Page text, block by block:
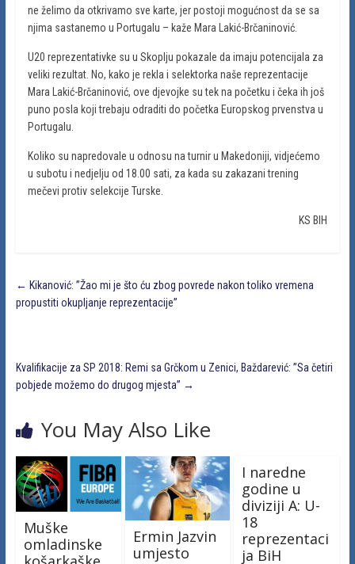
ne želimo da otkrivamo sve karte, jer postoji mogućnost da se sa
njima sastanemo u Portugalu – kaže Mara Lakić-Brčaninović.
U20 reprezentativke su u Skoplju pokazale da imaju potencijala za
veliki rezultat. No, kako je rekla i selektorka naše reprezentacije
Mara Lakić-Brčaninović, ove djevojke su tek na početku i čeka ih još
puno posla koji trebaju odraditi do početka Europskog prvenstva u
Portugalu.
Koliko su napredovale u odnosu na turnir u Makedoniji, vidjećemo
u subotu i nedjelju od 18.00 sati, za kada su zakazani trening
mečevi protiv selekcije Turske.
KS BIH
← Kikanović: ”Žao mi je što ću zbog povrede nakon toliko vremena
propustiti okupljanje reprezentacije”
Kvalifikacije za SP 2018: Remi sa Grčkom u Zenici, Baždarević: ”Sa četiri
pobjede možemo do drugog mjesta” →
You May Also Like
Muške
omladinske
Ermin Jazvin
umjesto
I naredne
godine u
diviziji A: U-
18
reprezentaci
ja BiH